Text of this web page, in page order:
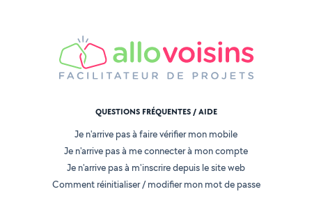
QUESTIONS FRÉQUENTES / AIDE
Je n'arrive pas à faire vérifier mon mobile
Je n'arrive pas à me connecter à mon compte
Je n'arrive pas à m'inscrire depuis le site web
Comment réinitialiser / modifier mon mot de passe